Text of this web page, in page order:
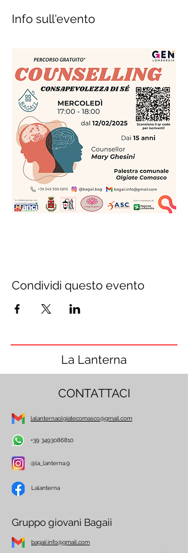
Info sull'evento
Condividi questo evento
La Lanterna
CONTATTACI
lalanternaolgiatecomasco@gmail.com
+39 3493086810
@la_lanterna.9
Lalanterna
Gruppo giovani Bagaii
bagaii.info@gmail.com